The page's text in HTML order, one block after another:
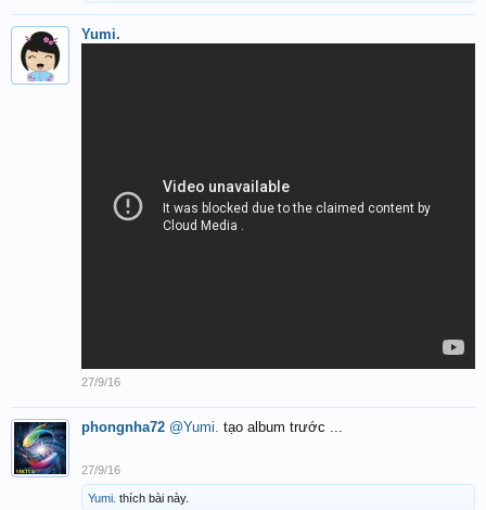
Yumi.
27/9/16
phongnha72 @Yumi. tạo album trước ...
27/9/16
Yumi. thích bài này.